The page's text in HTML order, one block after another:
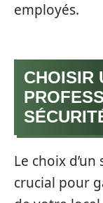
employés.
CHOISIR
Le choix
crucial pour